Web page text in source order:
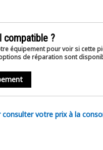
compatible ?
équipement pour voir si cette
de réparation sont
consulter votre prix à la